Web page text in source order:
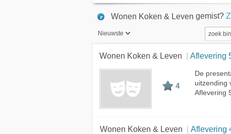
Wonen Koken & Leven gemist?
Nieuwste
Meest bekeken
Wonen Koken & Leven Aflevering
4
De
uitzending
Aflevering
Wonen Koken & Leven Aflevering